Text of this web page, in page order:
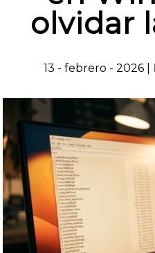
olvidar
13 - febrero - 2026|